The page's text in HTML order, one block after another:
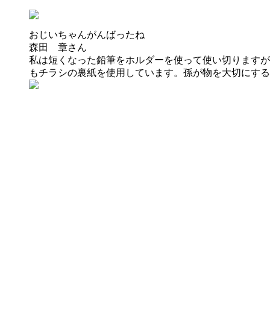
おじいちゃんがんばったね
森田 章さん
私は短くなった鉛筆をホルダーを使って使い切ります
もチラシの裏紙を使用しています。孫が物を大切にす